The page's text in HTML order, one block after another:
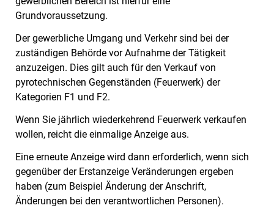
Grundvoraussetzung.
Der gewerbliche Umgang und Verkehr sind bei der
zuständigen Behörde vor Aufnahme der Tätigkeit
anzuzeigen. Dies gilt auch für den Verkauf von
pyrotechnischen Gegenständen (Feuerwerk) der
Kategorien F1 und F2.
Wenn Sie jährlich wiederkehrend Feuerwerk verkaufen
wollen, reicht die einmalige Anzeige aus.
Eine erneute Anzeige wird dann erforderlich, wenn sich
gegenüber der Erstanzeige Veränderungen ergeben
haben (zum Beispiel Änderung der Anschrift,
Änderungen bei den verantwortlichen Personen).